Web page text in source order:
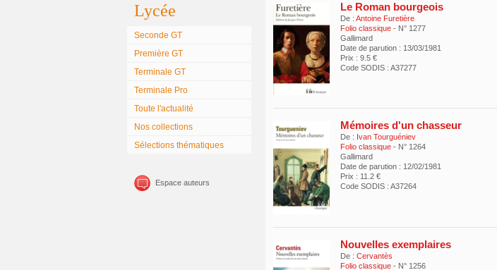
Lycée
Seconde GT
Première GT
Terminale GT
Terminale Pro
Toute l'actualité
Nos collections
Sélections thématiques
Espace auteurs
Le Roman bourgeois
De : Antoine Furetière
Folio classique - N° 1277
Gallimard
Date de parution : 13/03/1981
Prix : 9.5 €
Code SODIS : A37277
Mémoires d'un chasseur
De : Ivan Tourguéniev
Folio classique - N° 1264
Gallimard
Date de parution : 12/02/1981
Prix : 11.2 €
Code SODIS : A37264
Nouvelles exemplaires
De : Cervantès
Folio classique - N° 1256